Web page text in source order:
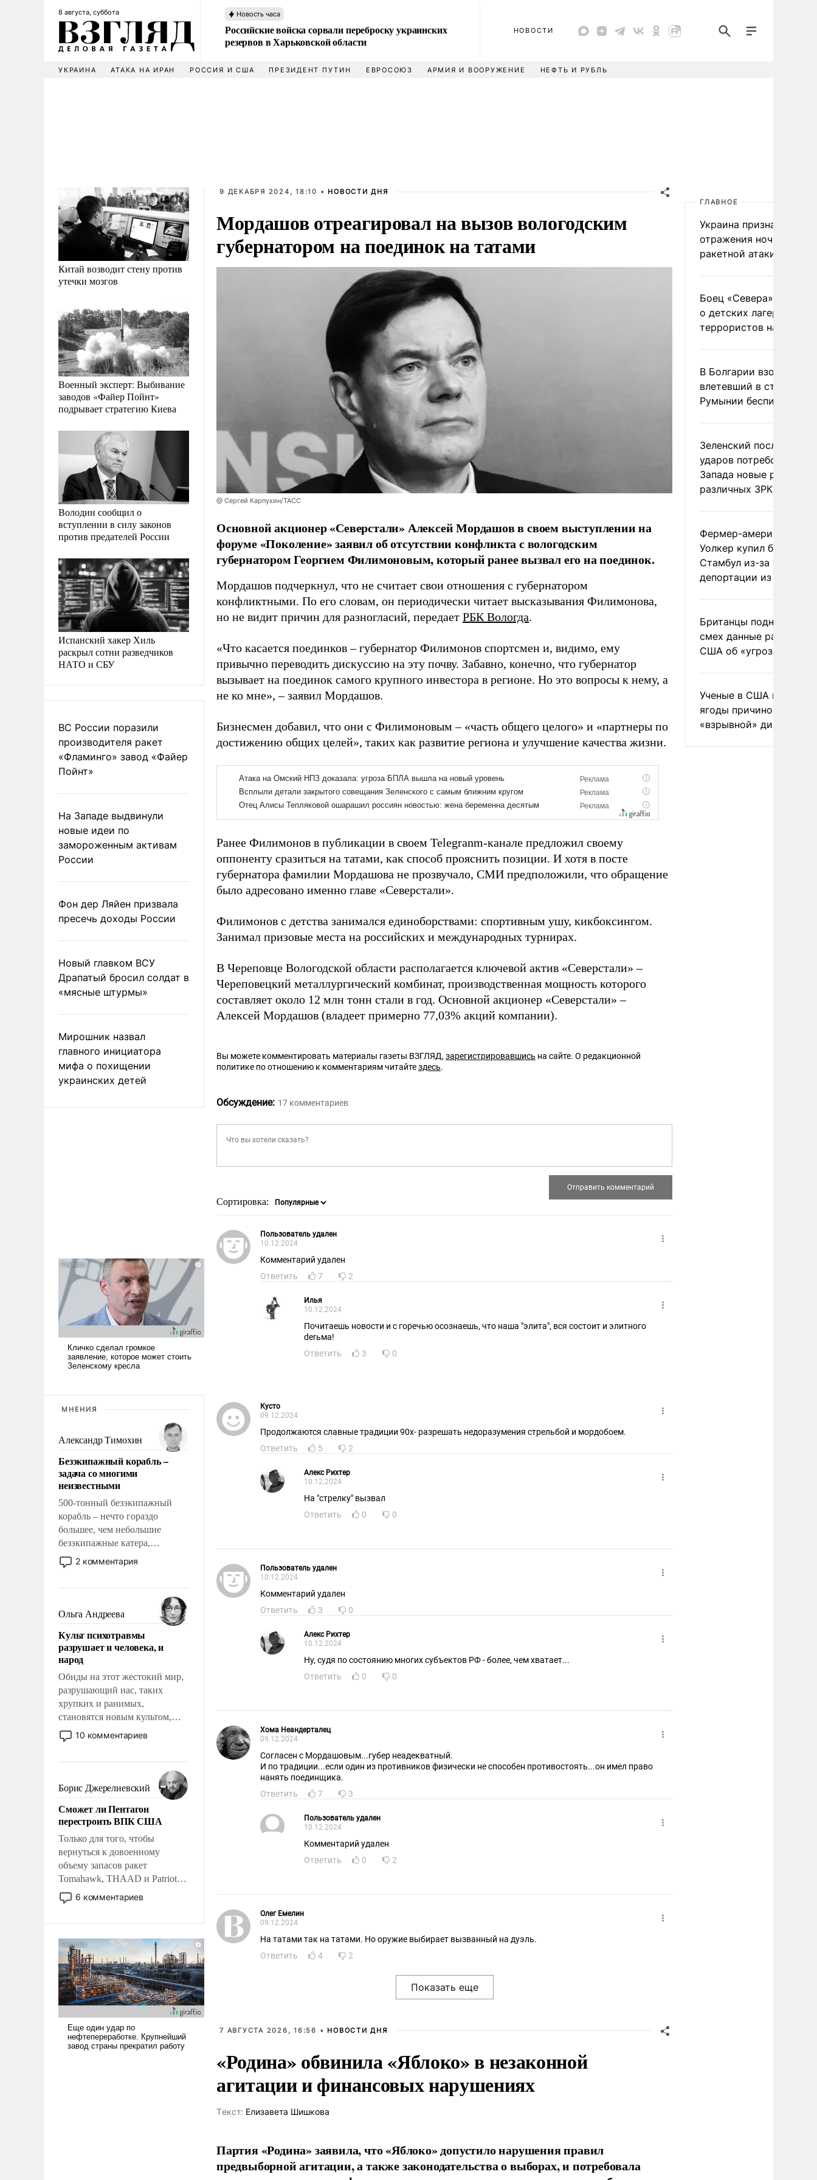
8 августа, суббота Новость часа
Российские войска сорвали переброску украинских
резервов в Харьковской области
НОВОСТИ
УКРАИНА АТАКА НА ИРАН РОССИЯ И США ПРЕЗИДЕНТ ПУТИН ЕВРОСОЮЗ АРМИЯ И ВООРУЖЕНИЕ НЕФТЬ И РУБЛЬ
Китай возводит стену против
утечки мозгов
Военный эксперт: Выбивание
заводов «Файер Пойнт»
подрывает стратегию Киева
Володин сообщил о
вступлении в силу законов
против предателей России
Испанский хакер Хиль
раскрыл сотни разведчиков
НАТО и СБУ
ВС России поразили
производителя ракет
«Фламинго» завод «Файер
Пойнт»
На Западе выдвинули
новые идеи по
замороженным активам
России
Фон дер Ляйен призвала
пресечь доходы России
Новый главком ВСУ
Драпатый бросил солдат в
«мясные штурмы»
Мирошник назвал
главного инициатора
мифа о похищении
украинских детей
МНЕНИЯ
Александр Тимохин
Безэкипажный корабль –
задача со многими
неизвестными
500-тонный безэкипажный
корабль – нечто гораздо
большее, чем небольшие
безэкипажные катера,
применение которых уже
стало обыденностью. Задача по
сложна и амбициозна. Однако
и ее реализация радикально
поднимет наши боевые
возможности.
2 комментария
Ольга Андреева
Культ психотравмы
разрушает и человека, и
народ
Обиды на этот жестокий мир,
разрушающий нас, таких
хрупких и ранимых,
становятся новым культом,
постепенно вытесняя и
отменяя традиционное
мужественным и твердым под
ударами судьбы, брать на себя
ответственность, помогать
слабым, идти вперед и
адаптироваться.
10 комментариев
Борис Джерелиевский
Сможет ли Пентагон
перестроить ВПК США
Только для того, чтобы
вернуться к довоенному
объему запасов ракет
Tomahawk, THAAD и Patriot
США потребуется более трех
лет. Даже небольшая война с
Сложившаяся ситуация
означает многолетний период
уязвимости США, например,
перед Китаем.
6 комментариев
9 ДЕКАБРЯ 2024, 18:10 • НОВОСТИ ДНЯ
Мордашов отреагировал на вызов вологодским
губернатором на поединок на татами
@ Сергей Карпухин/ТАСС
Основной акционер «Северстали» Алексей Мордашов в своем выступлении на
форуме «Поколение» заявил об отсутствии конфликта с вологодским
губернатором Георгием Филимоновым, который ранее вызвал его на поединок.
Мордашов подчеркнул, что не считает свои отношения с губернатором
конфликтными. По его словам, он периодически читает высказывания Филимонова,
но не видит причин для разногласий, передает РБК Вологда.
«Что касается поединков – губернатор Филимонов спортсмен и, видимо, ему
привычно переводить дискуссию на эту почву. Забавно, конечно, что губернатор
вызывает на поединок самого крупного инвестора в регионе. Но это вопросы к нему, а
не ко мне», – заявил Мордашов.
Бизнесмен добавил, что они с Филимоновым – «часть общего целого» и «партнеры по
достижению общих целей», таких как развитие региона и улучшение качества жизни.
Ранее Филимонов в публикации в своем Telegranm-канале предложил своему
оппоненту сразиться на татами, как способ прояснить позиции. И хотя в посте
губернатора фамилии Мордашова не прозвучало, СМИ предположили, что обращение
было адресовано именно главе «Северстали».
Филимонов с детства занимался единоборствами: спортивным ушу, кикбоксингом.
Занимал призовые места на российских и международных турнирах.
В Череповце Вологодской области располагается ключевой актив «Северстали» –
Череповецкий металлургический комбинат, производственная мощность которого
составляет около 12 млн тонн стали в год. Основной акционер «Северстали» –
Алексей Мордашов (владеет примерно 77,03% акций компании).
Вы можете комментировать материалы газеты ВЗГЛЯД,зарегистрировавшись на сайте. О редакционной
политике по отношению к комментариям читайтездесь.
Обсуждение: 17 комментариев
Сортировка:
Пользователь удален
10.12.2024
Комментарий удален
Ответить
7 2
Илья
10.12.2024
Почитаешь новости и с горечью осознаешь, что наша "элита", вся состоит и элитного
derьма!
Ответить
3 0
Кусто
09.12.2024
Продолжаются славные традиции 90х- разрешать недоразумения стрельбой и мордобоем.
Ответить
5 2
Алекс Рихтер
10.12.2024
На "стрелку" вызвал
Ответить
0 0
Пользователь удален
10.12.2024
Комментарий удален
Ответить
3 0
Алекс Рихтер
10.12.2024
Ну, судя по состоянию многих субъектов РФ - более, чем хватает...
Ответить
0 0
Хома Неандерталец
09.12.2024
Согласен с Мордашовым...губер неадекватный.
И по традиции...если один из противников физически не способен противостоять...он имел право
нанять поединщика.
Ответить
7 3
Пользователь удален
10.12.2024
Комментарий удален
Ответить
0 2
Олег Емелин
09.12.2024
На татами так на татами. Но оружие выбирает вызванный на дуэль.
Ответить
4 2
7 АВГУСТА 2026, 16:56 • НОВОСТИ ДНЯ
«Родина» обвинила «Яблоко» в незаконной
агитации и финансовых нарушениях
Tекст: Елизавета Шишкова
Партия «Родина» заявила, что «Яблоко» допустило нарушения правил
предвыборной агитации, а также законодательства о выборах, и потребовала
ГЛАВНОЕ
Украина признала
отражения ночной
ракетной атаки
Боец «Севера»
о детских лагерях
террористов на
В Болгарии взорвался
влетевший в страну из
Румынии беспилотник
Зеленский после
ударов потребовал у
Запада новые ракеты
различных ЗРК
Фермер-американец
Уолкер купил билет в
Стамбул из-за угрозы
депортации из России
Британцы подняли на
смех данные разведки
США об «угрозе
Ученые в США назвали
ягоды причиной
«взрывной» диареи